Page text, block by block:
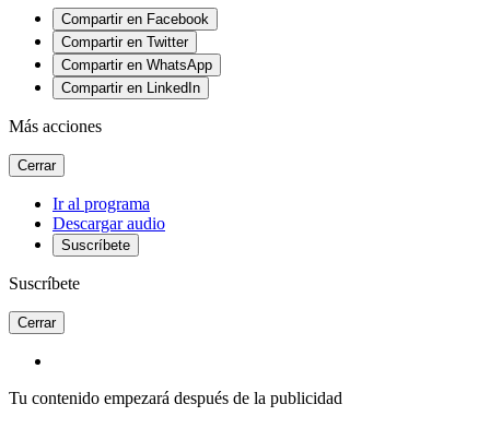
Compartir en Facebook
Compartir en Twitter
Compartir en WhatsApp
Compartir en LinkedIn
Más acciones
Cerrar
Ir al programa
Descargar audio
Suscríbete
Suscríbete
Cerrar
Tu contenido empezará después de la publicidad